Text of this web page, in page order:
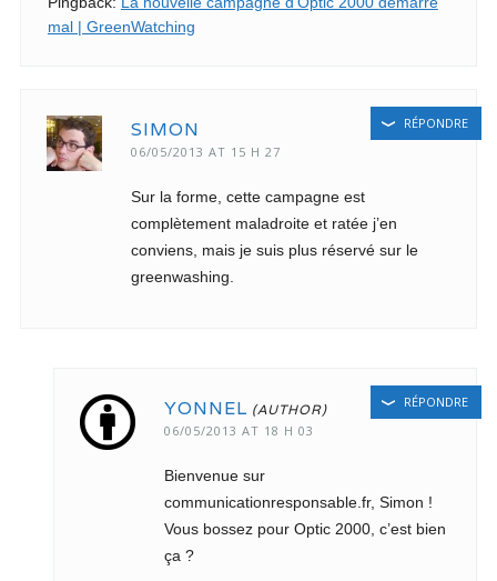
mal | GreenWatching
SIMON
06/05/2013 AT 15 H 27
Sur la forme, cette campagne est
complètement maladroite et ratée j’en
conviens, mais je suis plus réservé sur le
greenwashing.
RÉPONDRE
YONNEL
06/05/2013 AT 18 H 03
Bienvenue sur
communicationresponsable.fr, Simon !
Vous bossez pour Optic 2000, c’est bien
ça ?
RÉPONDRE